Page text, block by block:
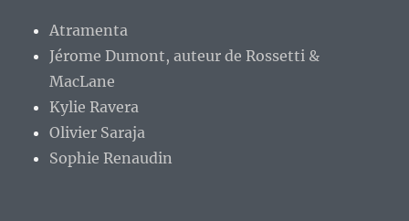
Atramenta
Jérome Dumont, auteur de Rossetti &
MacLane
Kylie Ravera
Olivier Saraja
Sophie Renaudin